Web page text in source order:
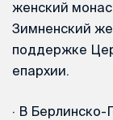
женский
Зимненский
поддержке
епархии.
· В Берлинско-